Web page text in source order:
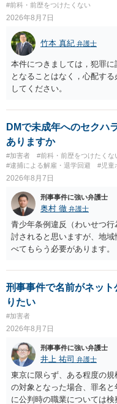
#前科・前歴をつけたくない
2026年8月7日
竹本 真紀 弁護士
本件につきましては，犯罪
となることはなく，心配す
してください。
DMで未成年へのセクハ
ありますか
#加害者 #前科・前歴をつけたくな
#逮捕による解雇・退学回避
#児童
2026年8月7日
刑事事件に強い弁護士
奥村 徹 弁護士
青少年条例違反（わいせつ
討されると思いますが、地
べてもらう必要があります。
刑事事件で名前がネッ
りたい
#加害者
2026年8月7日
刑事事件に強い弁護士
井上 祐司 弁護士
東京に限らず、ある程度の
の対象となった場合、罪名
に公判時の職業については